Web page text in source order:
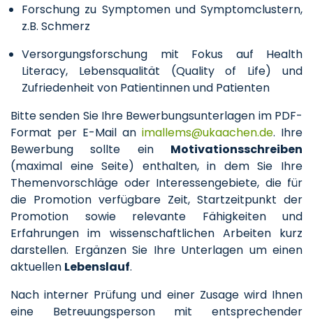
Forschung zu Symptomen und Symptomclustern,
z.B. Schmerz
Versorgungsforschung mit Fokus auf Health
Literacy, Lebensqualität (Quality of Life) und
Zufriedenheit von Patientinnen und Patienten
Bitte senden Sie Ihre Bewerbungsunterlagen im PDF-
Format per E-Mail an imallems ukaachende. Ihre
Bewerbung sollte ein Motivationsschreiben
(maximal eine Seite) enthalten, in dem Sie Ihre
Themenvorschläge oder Interessengebiete, die für
die Promotion verfügbare Zeit, Startzeitpunkt der
Promotion sowie relevante Fähigkeiten und
Erfahrungen im wissenschaftlichen Arbeiten kurz
darstellen. Ergänzen Sie Ihre Unterlagen um einen
aktuellen Lebenslauf.
Nach interner Prüfung und einer Zusage wird Ihnen
eine Betreuungsperson mit entsprechender